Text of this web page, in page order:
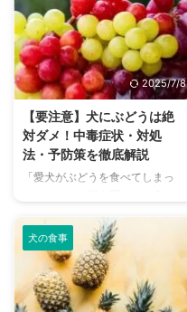
2025/7/8
【要注意】犬にぶどうは絶
対ダメ！中毒症状・対処
法・予防策を徹底解説
「愛犬がぶどうを食べてしまっ
でしょう。 私たち人間にとって
は身近な果物であるぶどうです
が、実は犬にとっては非常に危険
な食べ物であることをご存知でし
ょうか？ 少量でも命に関わる中
犬の食事